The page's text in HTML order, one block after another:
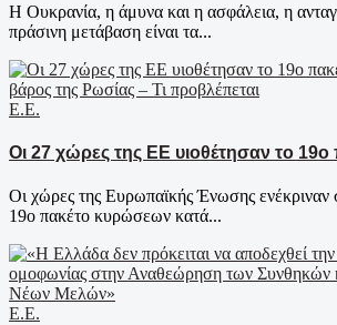
Η Ουκρανία, η άμυνα και η ασφάλεια, η
πράσινη μετάβαση είναι τα...
Ε.Ε.
Οι 27 χώρες της ΕΕ υιοθέτησαν το 19ο
Οι χώρες της Ευρωπαϊκής Ένωσης ενέκριναν
19ο πακέτο κυρώσεων κατά...
Ε.Ε.